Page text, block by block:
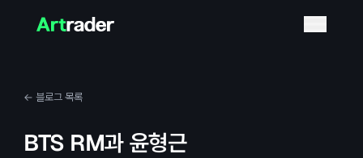
← 블로그 목록
BTS RM과 윤형근